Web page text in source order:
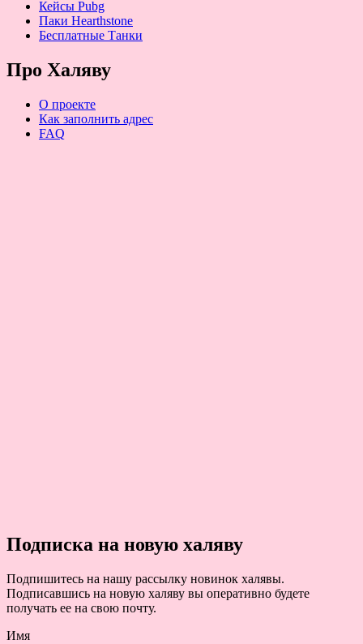
Кейсы Pubg
Паки Hearthstone
Бесплатные Танки
Про Халяву
О проекте
Как заполнить адрес
FAQ
Подписка на новую халяву
Подпишитесь на нашу рассылку новинок халявы.
Подписавшись на новую халяву вы оперативно будете
получать ее на свою почту.
Имя